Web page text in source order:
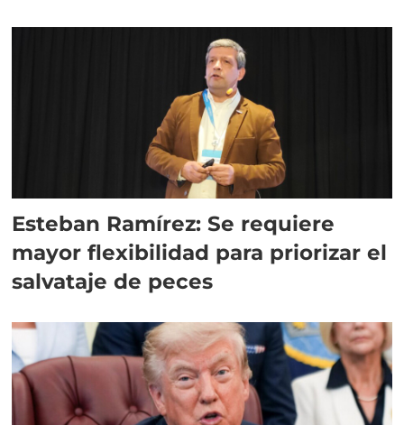
Esteban Ramírez: Se requiere
mayor flexibilidad para priorizar el
salvataje de peces